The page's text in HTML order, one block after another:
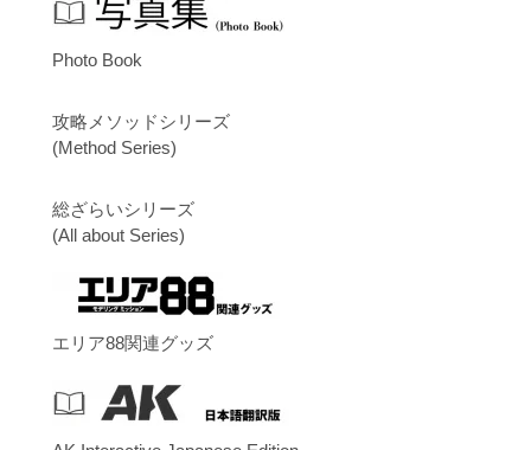
Photo Book
攻略メソッドシリーズ
(Method Series)
総ざらいシリーズ
(All about Series)
エリア88関連グッズ